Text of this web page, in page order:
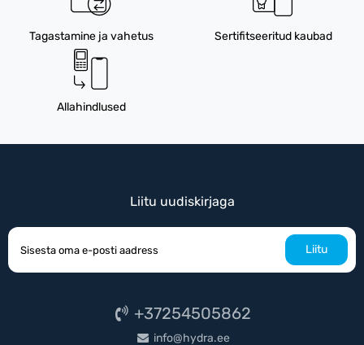
Tagastamine ja vahetus Sertifitseeritud kaubad
Allahindlused
Liitu uudiskirjaga
Liitu
+37254505862
info@hydra.ee